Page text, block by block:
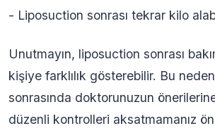
- Liposuction sonrası tekrar kilo
Unutmayın, liposuction sonrası
kişiye farklılık gösterebilir. Bu
sonrasında doktorunuzun
düzenli kontrolleri aksatmamanız